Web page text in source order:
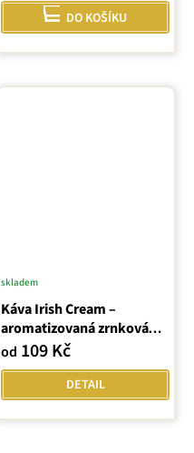
DO KOŠÍKU
Káva Irish Cream –
aromatizovaná zrnková
Latino Café
Průměrné
hodnocení
produktu
je
4,3
z
5
skladem
od 109 Kč
DETAIL